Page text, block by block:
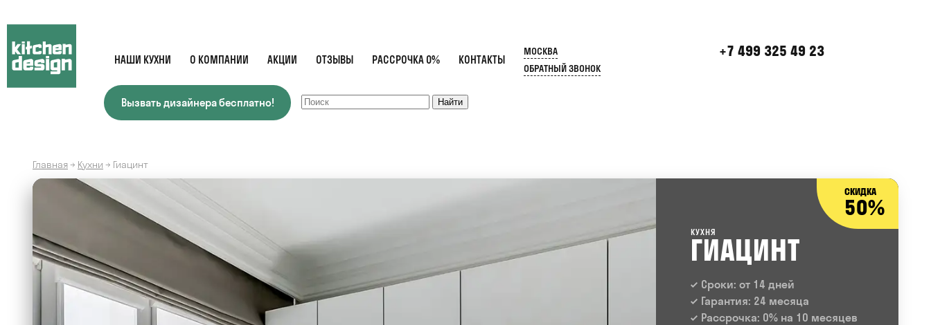
НАШИ КУХНИ О КОМПАНИИ АКЦИИ ОТЗЫВЫ РАССРОЧКА 0% КОНТАКТЫ
+7 499 325 49 23
Вызвать дизайнера бесплатно!
МОСКВА
ОБРАТНЫЙ ЗВОНОК
Главная→ Кухни → Гиацинт
СКИДКА
50%
КУХНЯ
ГИАЦИНТ
Сроки: от 14 дней
Гарантия: 24 месяца
Рассрочка: 0% на 10 месяцев